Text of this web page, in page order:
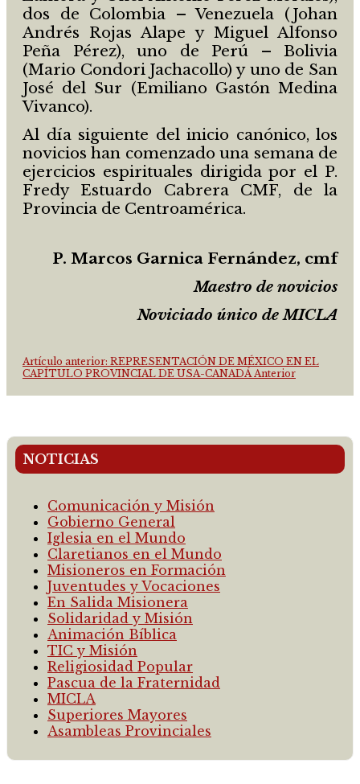
dos de Colombia – Venezuela (Johan
Andrés Rojas Alape y Miguel Alfonso
Peña Pérez), uno de Perú – Bolivia
(Mario Condori Jachacollo) y uno de San
José del Sur (Emiliano Gastón Medina
Vivanco).
Al día siguiente del inicio canónico, los
novicios han comenzado una semana de
ejercicios espirituales dirigida por el P.
Fredy Estuardo Cabrera CMF, de la
Provincia de Centroamérica.
P. Marcos Garnica Fernández, cmf
Maestro de novicios
Noviciado único de MICLA
Artículo anterior: REPRESENTACIÓN DE MÉXICO EN EL
CAPÍTULO PROVINCIAL DE USA-CANADÁ Anterior
NOTICIAS
Comunicación y Misión
Gobierno General
Iglesia en el Mundo
Claretianos en el Mundo
Misioneros en Formación
Juventudes y Vocaciones
En Salida Misionera
Solidaridad y Misión
Animación Bíblica
TIC y Misión
Religiosidad Popular
Pascua de la Fraternidad
MICLA
Superiores Mayores
Asambleas Provinciales